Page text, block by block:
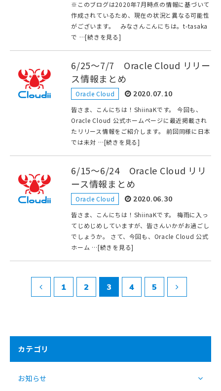
※このブログは2020年7月時点の情報に基づいて
作成されているため、現在の状況と異なる可能性
がございます。 みなさんこんにちは。t-tasaka
で …[続きを見る]
6/25～7/7 Oracle Cloud リリー
ス情報まとめ
Oracle Cloud 2020.07.10
皆さま、こんにちは！ShiinaKです。 今回も、
Oracle Cloud 公式ホームページに最近掲載され
たリリース情報をご紹介します。 前回同様に日本
では未対 …[続きを見る]
6/15～6/24 Oracle Cloud リリ
ース情報まとめ
Oracle Cloud 2020.06.30
皆さま、こんにちは！ShiinaKです。 梅雨に入っ
てじめじめしていますが、皆さんいかがお過ごし
でしょうか。 さて、今回も、Oracle Cloud 公式
ホーム …[続きを見る]
1 2 3 4 5
カテゴリ
お知らせ